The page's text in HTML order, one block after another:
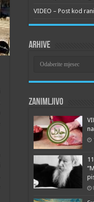
VIDEO – Post kod
Arhive
Zanimljivo